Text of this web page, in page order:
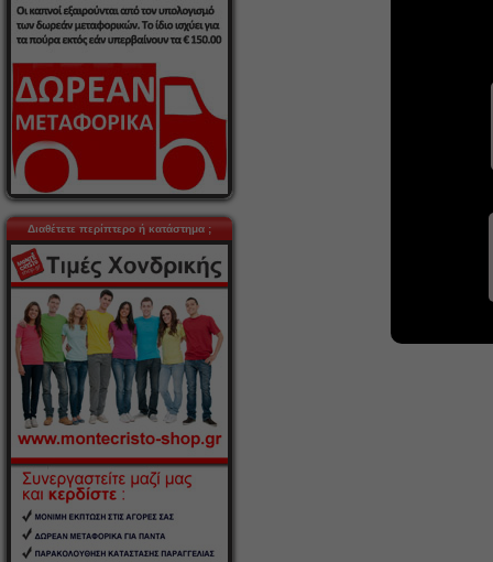
Διαθέτετε περίπτερο ή κατάστημα ;